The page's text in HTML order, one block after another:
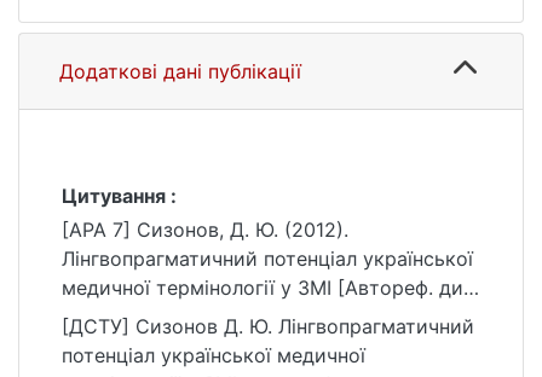
Додаткові дані публікації
Цитування :
[APA 7] Сизонов, Д. Ю. (2012).
Лінгвопрагматичний потенціал української
медичної термінології у ЗМІ [Автореф. дис.
канд. філол. наук, Київський національний
університет імені Тараса Шевченка].
[ДСТУ] Сизонов Д. Ю. Лінгвопрагматичний
потенціал української медичної